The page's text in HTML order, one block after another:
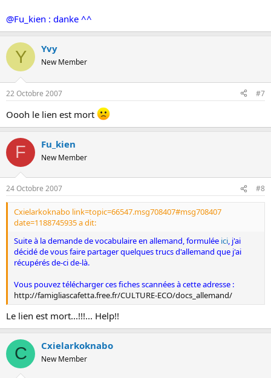
@Fu_kien : danke ^^
Y Yvy
New Member
22 Octobre 2007 #7
Oooh le lien est mort
F Fu_kien
New Member
24 Octobre 2007 #8
Cxielarkoknabo link=topic=66547.msg708407#msg708407
date=1188745935 a dit:
Suite à la demande de vocabulaire en allemand, formulée ici, j'ai
décidé de vous faire partager quelques trucs d'allemand que j'ai
récupérés de-ci de-là.
Vous pouvez télécharger ces fiches scannées à cette adresse :
http://famigliascafetta.free.fr/CULTURE-ECO/docs_allemand/
Le lien est mort...!!!... Help!!
C Cxielarkoknabo
New Member